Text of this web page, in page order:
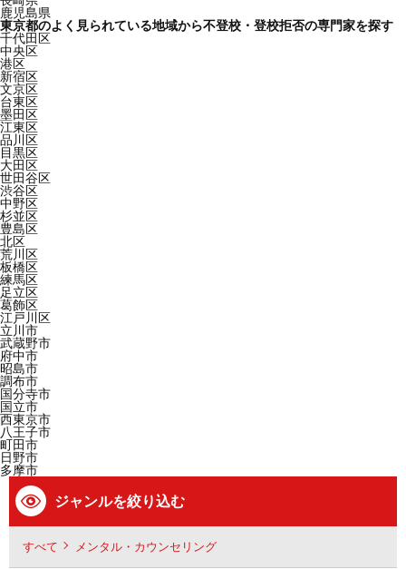
鹿児島県
東京都のよく見られている地域から不登校・登校拒否の専門家を探す
千代田区
中央区
港区
新宿区
文京区
台東区
墨田区
江東区
品川区
目黒区
大田区
世田谷区
渋谷区
中野区
杉並区
豊島区
北区
荒川区
板橋区
練馬区
足立区
葛飾区
江戸川区
立川市
武蔵野市
府中市
昭島市
調布市
国分寺市
国立市
西東京市
八王子市
町田市
日野市
多摩市
ジャンルを絞り込む
すべて メンタル・カウンセリング